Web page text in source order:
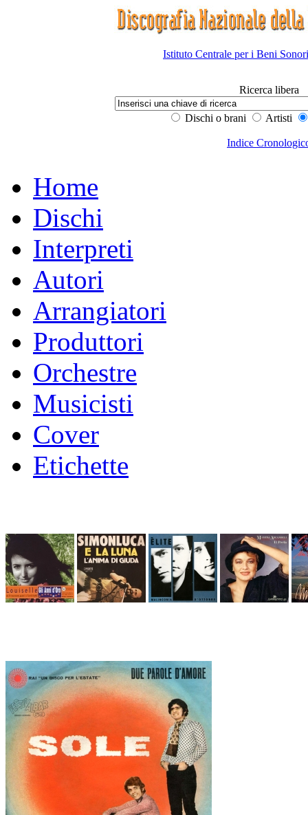
Istituto Centrale per i Beni
Ricerca libera
Dischi o brani Artisti
Indice
Home
Dischi
Interpreti
Autori
Arrangiatori
Produttori
Orchestre
Musicisti
Cover
Etichette